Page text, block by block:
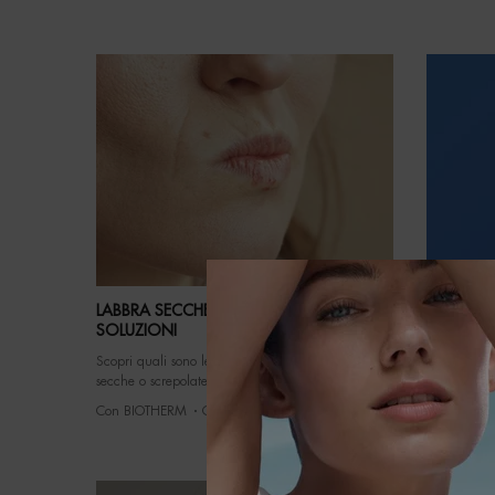
LABBRA SECCHE SCREPOLATE RIMEDI E
SOLUZIONI
Scopri quali sono le cause più comuni per labbra
secche o screpolate ed individua la soluzione
ideale per mantenerle idratate correttamente in
Con BIOTHERM Creation Date:
COME
PER UNA
Con